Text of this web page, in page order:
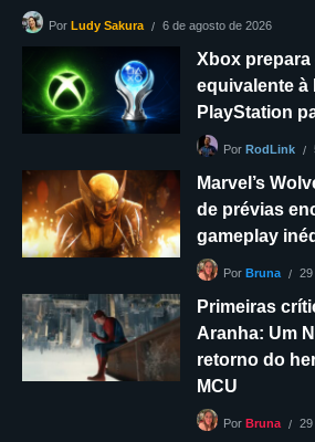
Por Ludy Sakura 6 de agosto de 2026
Xbox
equivalente à
PlayStation
Por RodLink
Marvel’s
de prévias
gameplay
Por Bruna 29
Primeiras
Aranha: Um
retorno do
MCU
Por Bruna 29